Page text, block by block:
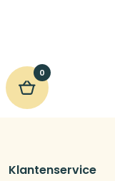
0
Klantenservice